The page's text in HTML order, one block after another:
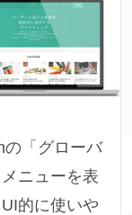
の「グローバ
ニューを表
的に使いや